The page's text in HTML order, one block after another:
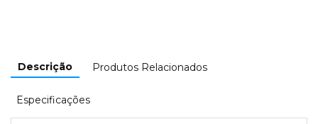
Descrição Produtos Relacionados
Especificações